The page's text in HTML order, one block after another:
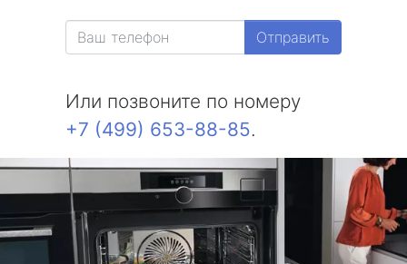
Отправить
Или позвоните по номеру
+7 (499) 653-88-85.